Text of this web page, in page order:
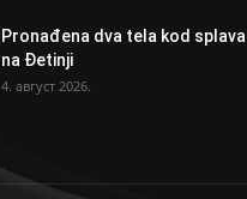
Pronađena dva tela kod splava
na Đetinji
4. август 2026.